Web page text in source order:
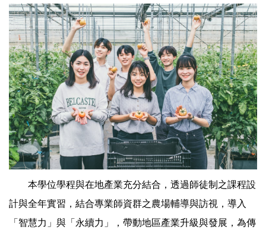
本學位學程與在地產業充分結合，透過師徒制之課程設
計與全年實習，結合專業師資群之農場輔導與訪視，導入
「智慧力」與「永續力」，帶動地區產業升級與發展，為傳